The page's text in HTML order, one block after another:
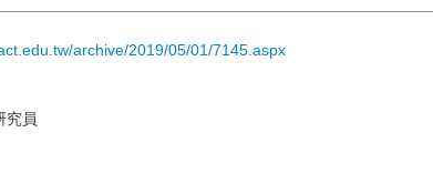
archive/2019/05/01/7145.aspx
員